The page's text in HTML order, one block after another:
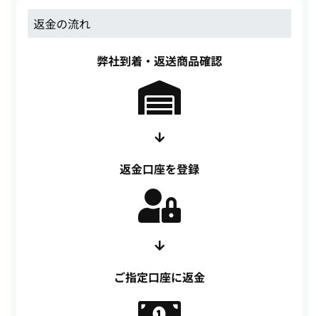
返金の流れ
弊社到着・返送商品確認
返金口座を登録
ご指定口座に返金